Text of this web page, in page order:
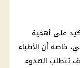
على أهمية
، خاصة أن الأطباء
تتطلب الهدوء